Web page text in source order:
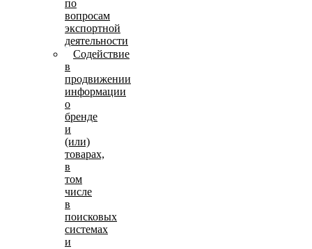
по
вопросам
экспортной
деятельности
Содействие
в
продвижении
информации
о
бренде
и
(или)
товарах,
в
том
числе
в
поисковых
системах
и